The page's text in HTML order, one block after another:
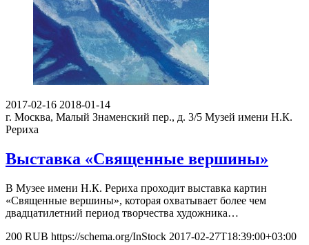
2017-02-16 2018-01-14
г. Москва, Малый Знаменский пер., д. 3/5 Музей имени Н.К.
Рериха
Выставка «Священные вершины»
В Музее имени Н.К. Рериха проходит выставка картин
«Священные вершины», которая охватывает более чем
двадцатилетний период творчества художника…
200 RUB https://schema.org/InStock 2017-02-27T18:39:00+03:00